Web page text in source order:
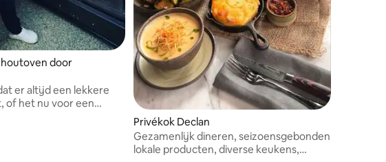
door
er altijd een lekkere
of het nu voor een
Privékok Declan
Gezamenlijk dineren, seizoensgebonden
lokale producten, diverse keukens,